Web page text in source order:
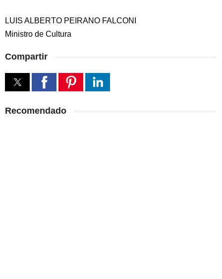
LUIS ALBERTO PEIRANO FALCONI
Ministro de Cultura
Compartir
Recomendado